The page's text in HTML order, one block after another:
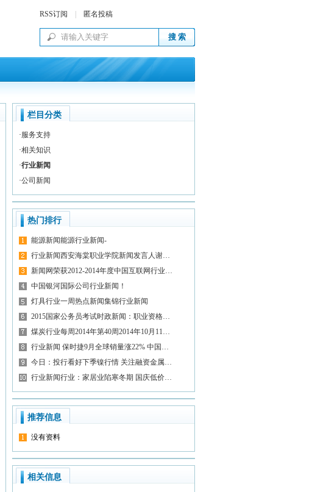
RSS订阅 匿名投稿
栏目分类
·服务支持
·相关知识
·行业新闻
·公司新闻
热门排行
能源新闻能源行业新闻-
行业新闻西安海棠职业学院新闻发言人谢…
新闻网荣获2012-2014年度中国互联网行业…
中国银河国际公司行业新闻！
灯具行业一周热点新闻集锦行业新闻
2015国家公务员考试时政新闻：职业资格…
煤炭行业每周2014年第40周2014年10月11…
行业新闻 保时捷9月全球销量涨22% 中国…
今日：投行看好下季镍行情 关注融资金属…
行业新闻行业：家居业陷寒冬期 国庆低价…
推荐信息
没有资料
相关信息